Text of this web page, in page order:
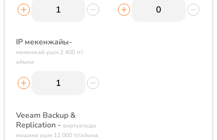
IP мекенжайы-
мекенжай үшін 2 400 тг/
айына
Veeam Backup &
Replication - виртуальды
машина үшін 12 000 тг/айына